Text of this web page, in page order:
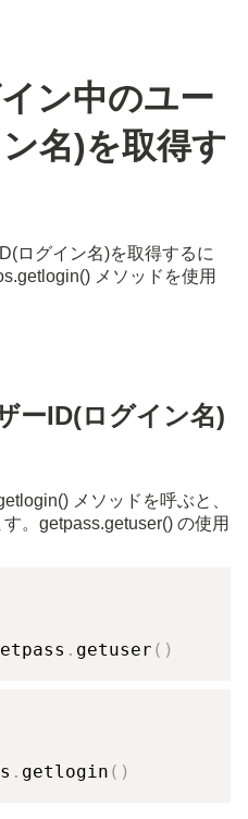
ン中のユー
名)を取得す
ログイン名)を取得するに
メソッドを使用
ーID(ログイン名)
メソッドを呼ぶと、
。getpass.getuser() の使用
. getuser ( )
. getlogin ( )